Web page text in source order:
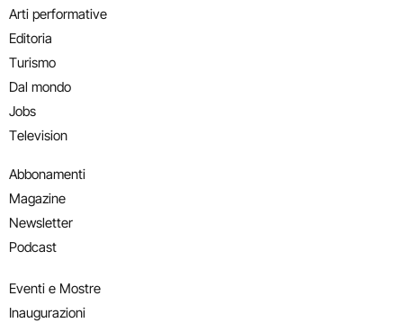
Arti performative
Editoria
Turismo
Dal mondo
Jobs
Television
Abbonamenti
Magazine
Newsletter
Podcast
Eventi e Mostre
Inaugurazioni